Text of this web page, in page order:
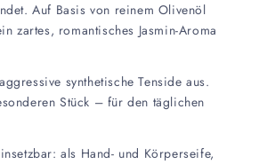
Auf Basis von reinem Olivenöl
zartes, romantisches Jasmin-Aroma
synthetische Tenside aus.
Stück – für den täglichen
als Hand- und Körperseife,